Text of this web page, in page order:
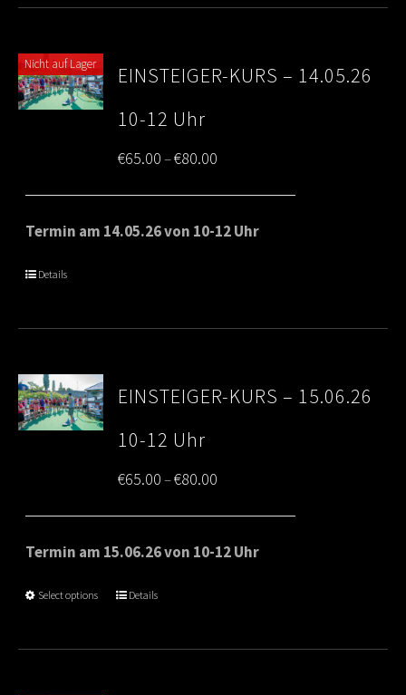
Nicht auf Lager
EINSTEIGER-KURS – 14.05.26
10-12 Uhr
€65.00–€80.00
range:
€65.00
Termin am 14.05.26 von 10-12 Uhr
Details
EINSTEIGER-KURS – 15.06.26
10-12 Uhr
€65.00–€80.00
range:
€65.00
Termin am 15.06.26 von 10-12 Uhr
Select options Details